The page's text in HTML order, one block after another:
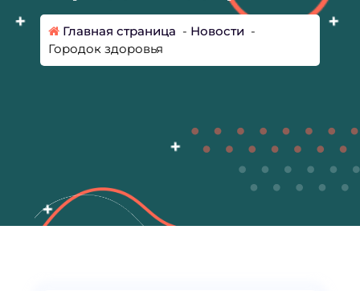
Главная страница - Новости -
Городок здоровья